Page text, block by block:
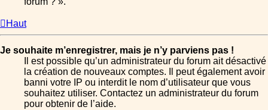
Haut
Je souhaite m’enregistrer, mais je n’y parviens pas !
Il est possible qu’un administrateur du forum ait désactivé
la création de nouveaux comptes. Il peut également avoir
banni votre IP ou interdit le nom d’utilisateur que vous
souhaitez utiliser. Contactez un administrateur du forum
pour obtenir de l’aide.